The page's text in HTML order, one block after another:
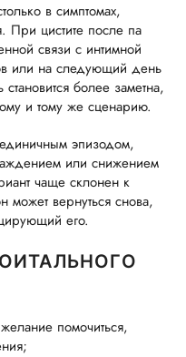
в симптомах,
При цистите после па
связи с интимной
или на следующий день
более заметна,
и тому же сценарию.
эпизодом,
или снижением
чаще склонен к
вернуться снова,
его.
помочиться,